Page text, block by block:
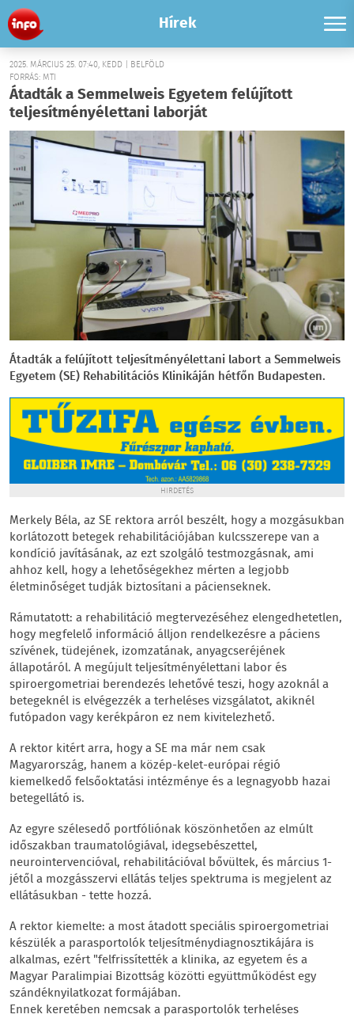
Hírek
2025. MÁRCIUS 25. 07:40, KEDD | BELFÖLD
FORRÁS: MTI
Átadták a Semmelweis Egyetem felújított
teljesítményélettani laborját
Átadták a felújított teljesítményélettani labort a Semmelweis
Egyetem (SE) Rehabilitációs Klinikáján hétfőn Budapesten.
HIRDETÉS
Merkely Béla, az SE rektora arról beszélt, hogy a mozgásukban
korlátozott betegek rehabilitációjában kulcsszerepe van a
kondíció javításának, az ezt szolgáló testmozgásnak, ami
ahhoz kell, hogy a lehetőségekhez mérten a legjobb
életminőséget tudják biztosítani a pácienseknek.
Rámutatott: a rehabilitáció megtervezéséhez elengedhetetlen,
hogy megfelelő információ álljon rendelkezésre a páciens
szívének, tüdejének, izomzatának, anyagcseréjének
állapotáról. A megújult teljesítményélettani labor és
spiroergometriai berendezés lehetővé teszi, hogy azoknál a
betegeknél is elvégezzék a terheléses vizsgálatot, akiknél
futópadon vagy kerékpáron ez nem kivitelezhető.
A rektor kitért arra, hogy a SE ma már nem csak
Magyarország, hanem a közép-kelet-európai régió
kiemelkedő felsőoktatási intézménye és a legnagyobb hazai
betegellátó is.
Az egyre szélesedő portfóliónak köszönhetően az elmúlt
időszakban traumatológiával, idegsebészettel,
neurointervencióval, rehabilitációval bővültek, és március 1-
jétől a mozgásszervi ellátás teljes spektruma is megjelent az
ellátásukban - tette hozzá.
A rektor kiemelte: a most átadott speciális spiroergometriai
készülék a parasportolók teljesítménydiagnosztikájára is
alkalmas, ezért "felfrissítették a klinika, az egyetem és a
Magyar Paralimpiai Bizottság közötti együttműködést egy
szándéknyilatkozat formájában.
Ennek keretében nemcsak a parasportolók terheléses